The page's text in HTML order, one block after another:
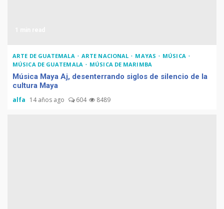
ARTE DE GUATEMALA ARTE NACIONAL MAYAS
MÚSICA
MÚSICA DE GUATEMALA
MÚSICA DE MARIMBA
Música Maya Aj, desenterrando siglos de silencio de la
cultura Maya
alfa 14 años ago 604 8489